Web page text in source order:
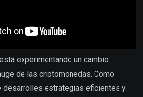
experimentando un cambio
de las criptomonedas. Como
desarrolles estrategias eficientes y